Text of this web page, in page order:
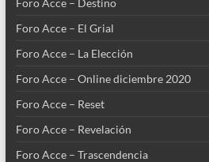
Foro Acce – Destino
Foro Acce – El Grial
Foro Acce – La Elección
Foro Acce – Online diciembre 2020
Foro Acce – Reset
Foro Acce – Revelación
Foro Acce – Trascendencia